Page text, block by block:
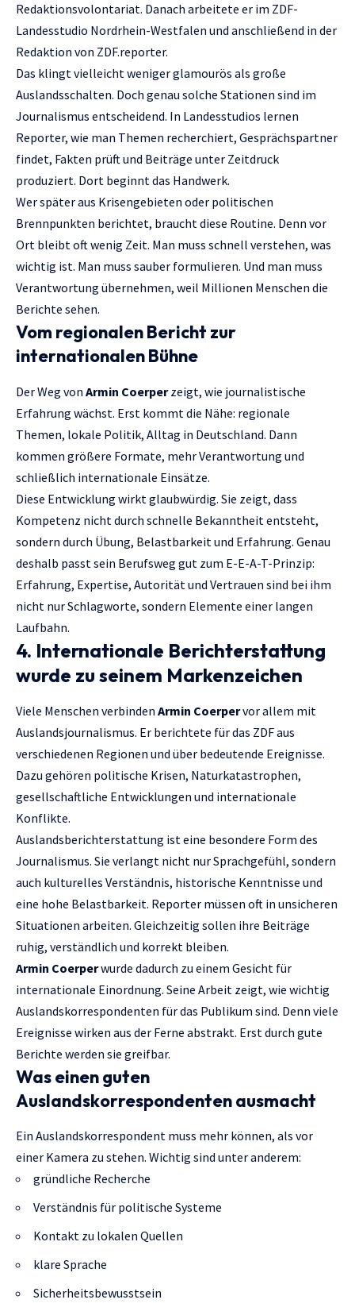
Redaktionsvolontariat. Danach arbeitete er im ZDF-
Landesstudio Nordrhein-Westfalen und anschließend in der
Redaktion von ZDF.reporter.
Das klingt vielleicht weniger glamourös als große
Auslandsschalten. Doch genau solche Stationen sind im
Journalismus entscheidend. In Landesstudios lernen
Reporter, wie man Themen recherchiert, Gesprächspartner
findet, Fakten prüft und Beiträge unter Zeitdruck
produziert. Dort beginnt das Handwerk.
Wer später aus Krisengebieten oder politischen
Brennpunkten berichtet, braucht diese Routine. Denn vor
Ort bleibt oft wenig Zeit. Man muss schnell verstehen, was
wichtig ist. Man muss sauber formulieren. Und man muss
Verantwortung übernehmen, weil Millionen Menschen die
Berichte sehen.
Vom regionalen Bericht zur
internationalen Bühne
Der Weg von Armin Coerperzeigt, wie journalistische
Erfahrung wächst. Erst kommt die Nähe: regionale
Themen, lokale Politik, Alltag in Deutschland. Dann
kommen größere Formate, mehr Verantwortung und
schließlich internationale Einsätze.
Diese Entwicklung wirkt glaubwürdig. Sie zeigt, dass
Kompetenz nicht durch schnelle Bekanntheit entsteht,
sondern durch Übung, Belastbarkeit und Erfahrung. Genau
deshalb passt sein Berufsweg gut zum E-E-A-T-Prinzip:
Erfahrung, Expertise, Autorität und Vertrauen sind bei ihm
nicht nur Schlagworte, sondern Elemente einer langen
Laufbahn.
4. Internationale Berichterstattung
wurde zu seinem Markenzeichen
Viele Menschen verbinden Armin Coerpervor allem mit
Auslandsjournalismus. Er berichtete für das ZDF aus
verschiedenen Regionen und über bedeutende Ereignisse.
Dazu gehören politische Krisen, Naturkatastrophen,
gesellschaftliche Entwicklungen und internationale
Konflikte.
Auslandsberichterstattung ist eine besondere Form des
Journalismus. Sie verlangt nicht nur Sprachgefühl, sondern
auch kulturelles Verständnis, historische Kenntnisse und
eine hohe Belastbarkeit. Reporter müssen oft in unsicheren
Situationen arbeiten. Gleichzeitig sollen ihre Beiträge
ruhig, verständlich und korrekt bleiben.
Armin Coerperwurde dadurch zu einem Gesicht für
internationale Einordnung. Seine Arbeit zeigt, wie wichtig
Auslandskorrespondenten für das Publikum sind. Denn viele
Ereignisse wirken aus der Ferne abstrakt. Erst durch gute
Berichte werden sie greifbar.
Was einen guten
Auslandskorrespondenten ausmacht
Ein Auslandskorrespondent muss mehr können, als vor
einer Kamera zu stehen. Wichtig sind unter anderem:
gründliche Recherche
Verständnis für politische Systeme
Kontakt zu lokalen Quellen
klare Sprache
Sicherheitsbewusstsein